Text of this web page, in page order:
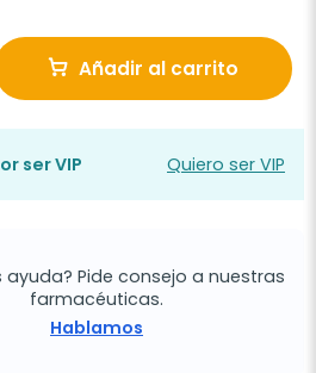
Añadir al carrito
ser VIP Quiero ser VIP
ayuda? Pide consejo a nuestras
farmacéuticas.
Hablamos